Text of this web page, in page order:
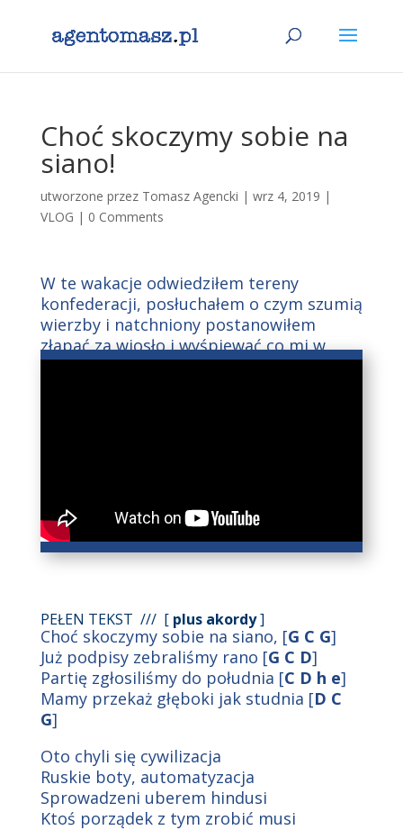
Choć skoczymy sobie na
siano!
utworzone przez Tomasz Agencki | wrz 4, 2019 |
VLOG | 0 Comments
W te wakacje odwiedziłem tereny
konfederacji, posłuchałem o czym szumią
wierzby i natchniony postanowiłem
złapać za wiosło i wyśpiewać co mi w
duszy gra.
PEŁEN TEKST /// [ plus akordy]
Choć skoczymy sobie na siano, [G C G]
Już podpisy zebraliśmy rano [G C D]
Partię zgłosiliśmy do południa [C D h e]
Mamy przekaż głęboki jak studnia [D C
G]
Oto chyli się cywilizacja
Ruskie boty, automatyzacja
Sprowadzeni uberem hindusi
Ktoś porządek z tym zrobić musi